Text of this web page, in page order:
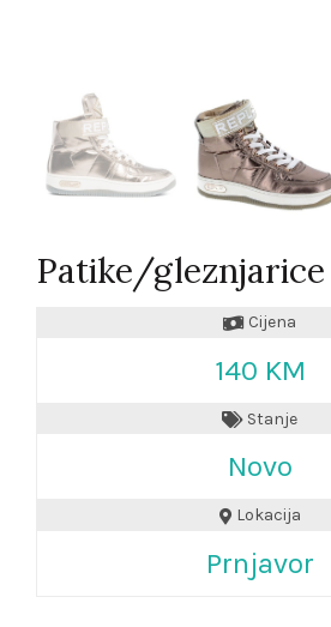
Patike/gleznjarice
Cijena
140 KM
Stanje
Novo
Lokacija
Prnjavor